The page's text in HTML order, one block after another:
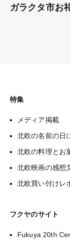
ガラクタ市お
特集
メディア掲載
北欧の名前の日
北欧の料理とお
北欧映画の感想
北欧買い付けレ
フクヤのサイト
Fukuya 20th